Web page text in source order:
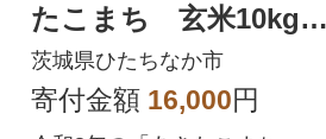
たこまち 玄米10kg(1
0kg×1袋)
茨城県ひたちなか市
寄付金額 16,000円